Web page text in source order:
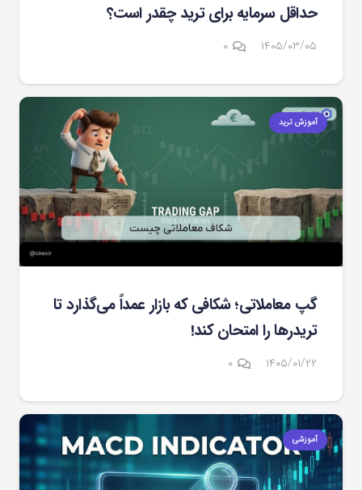
حداقل سرمایه برای ترید چقدر است؟
۱۴۰۵/۰۳/۰۵ ۰
آموزش ترید
گپ معاملاتی؛ شکافی که بازار عمداً می‌گذارد تا
تریدرها را امتحان کند!
۱۴۰۵/۰۱/۲۲ ۰
آموزشی